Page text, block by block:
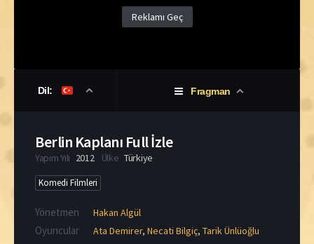
Reklamı Geç
Dil: Fragman
Berlin Kaplanı Full İzle
Yapım Yılı 2012 Ülke Türkiye
Komedi Filmleri
Yönetmen Hakan Algül
Oyuncular Ata Demirer, Necati Bilgiç, Tarik Ünlüoğlu